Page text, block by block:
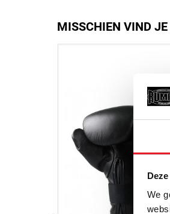
We
MISSCHIEN VIND